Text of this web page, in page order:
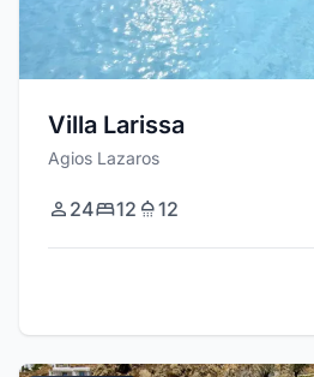
Villa Larissa
Agios Lazaros
24 12 12